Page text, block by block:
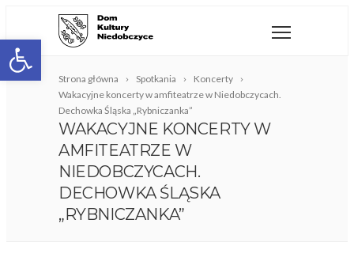
Open toolbar
Strona główna Spotkania
Koncerty
Wakacyjne koncerty w amfiteatrze w Niedobczycach.
Dechowka Śląska „Rybniczanka”
WAKACYJNE KONCERTY W
AMFITEATRZE W
NIEDOBCZYCACH.
DECHOWKA ŚLĄSKA
„RYBNICZANKA”